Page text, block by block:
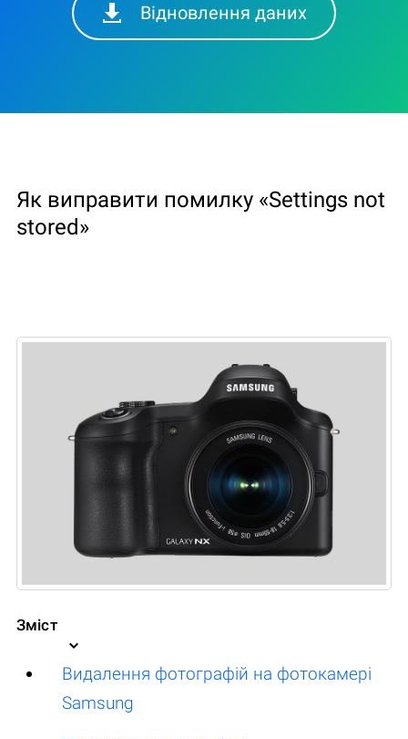
Відновлення даних
Як виправити помилку «Settings not
stored»
Зміст
Видалення фотографій на фотокамері
Samsung